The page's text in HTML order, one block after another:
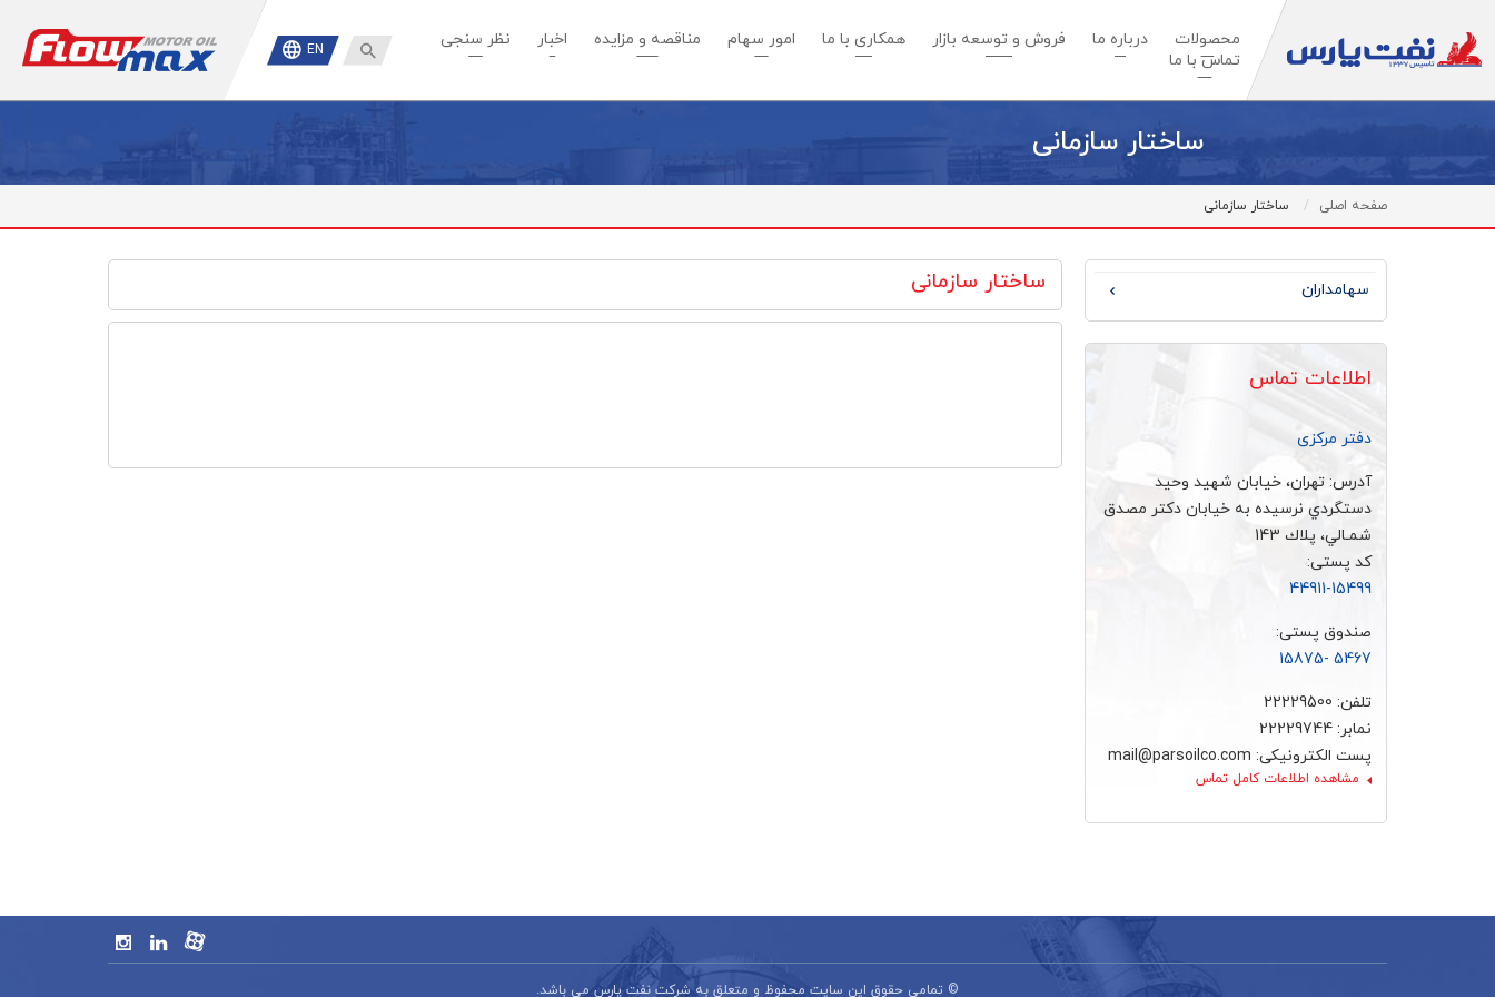
محصولات درباره ما فروش و توسعه بازار همکاری با ما امور سهام مناقصه و مزایده اخبار
نظر سنجی
تماس با ما
 EN
ساختار سازمانی
صفحه اصلی ساختار سازمانی
سهامداران
اطلاعات تماس
دفتر مرکزی
آدرس: تهران، خيابان شهيد وحيد
دستگردي نرسيده به خيابان دكتر مصدق
شمـالي، پلاك 143
کد پستی:
44911-15499
صندوق پستی:
5467 -15875
تلفن: 22229500
نمابر: 22229744
پست الکترونیکی: mail@parsoilco.com
مشاهده اطلاعات کامل تماس
ساختار سازمانی
© تمامی حقوق این سایت محفوظ و متعلق به شرکت نفت پارس می باشد.